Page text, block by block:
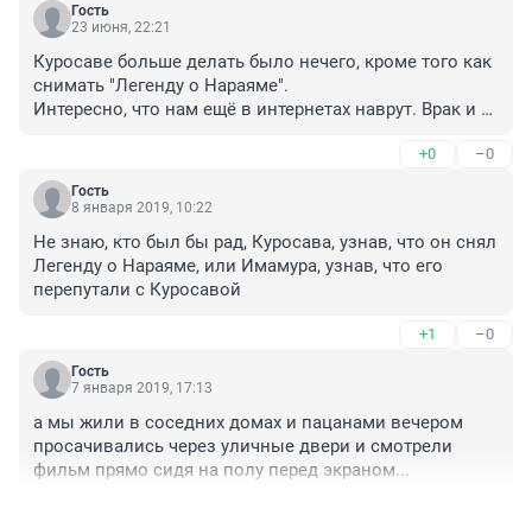
Гость
23 июня, 22:21
Куросаве больше делать было нечего, кроме того как
снимать "Легенду о Нараяме".
Интересно, что нам ещё в интернетах наврут. Врак и
+0 –0
Гость
8 января 2019, 10:22
Не знаю, кто был бы рад, Куросава, узнав, что он снял
Легенду о Нараяме, или Имамура, узнав, что его
перепутали с Куросавой
+1 –0
Гость
7 января 2019, 17:13
а мы жили в соседних домах и пацанами вечером
просачивались через уличные двери и смотрели
фильм прямо сидя на полу перед экраном...